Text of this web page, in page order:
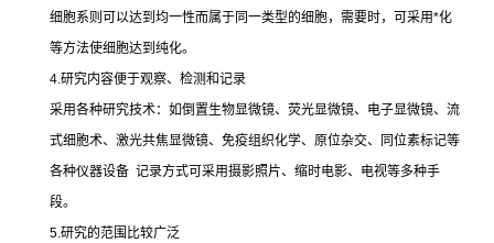
细胞系则可以达到均一性而属于同一类型的细胞，需要时，可采用*化
等方法使细胞达到纯化。
4.研究内容便于观察、检测和记录
采用各种研究技术：如倒置生物显微镜、荧光显微镜、电子显微镜、流
式细胞术、激光共焦显微镜、免疫组织化学、原位杂交、同位素标记等
各种仪器设备 记录方式可采用摄影照片、缩时电影、电视等多种手
段。
5.研究的范围比较广泛